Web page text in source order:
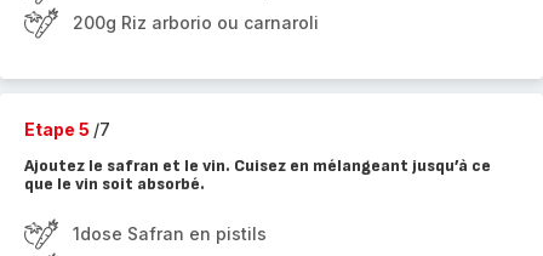
200g Riz arborio ou carnaroli
Etape 5 /7
Ajoutez le safran et le vin. Cuisez en mélangeant jusqu’à ce
que le vin soit absorbé.
1dose Safran en pistils